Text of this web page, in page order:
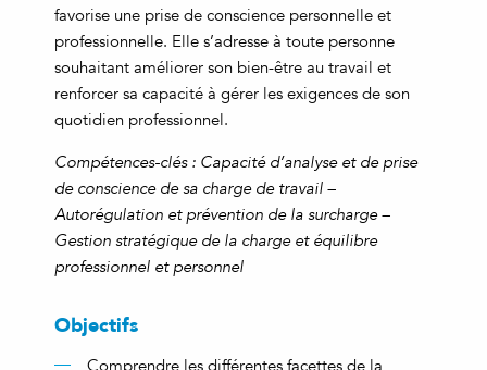
favorise une prise de conscience personnelle et
professionnelle. Elle s’adresse à toute personne
souhaitant améliorer son bien-être au travail et
renforcer sa capacité à gérer les exigences de son
quotidien professionnel.
Compétences-clés : Capacité d’analyse et de prise
de conscience de sa charge de travail –
Autorégulation et prévention de la surcharge –
Gestion stratégique de la charge et équilibre
professionnel et personnel
Objectifs
Comprendre les différentes facettes de la